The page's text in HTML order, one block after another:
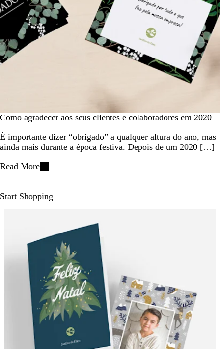
Como agradecer aos seus clientes e colaboradores em 2020
É importante dizer “obrigado” a qualquer altura do ano, mas
ainda mais durante a época festiva. Depois de um 2020 […]
Read More
Start Shopping